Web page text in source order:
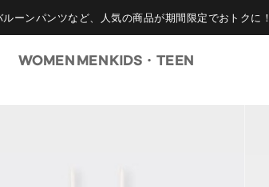
ルーンパンツなど、人気の商品が期間限定でおトクに！
WOMEN MENKIDS・TEEN